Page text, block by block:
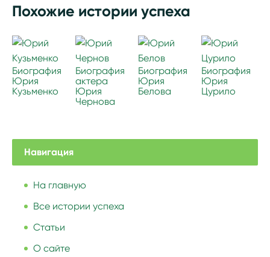
Похожие истории успеха
Биография
Юрия
Кузьменко
Биография
актера
Юрия
Чернова
Биография
Юрия
Белова
Биография
Юрия
Цурило
Навигация
На главную
Все истории успеха
Статьи
О сайте